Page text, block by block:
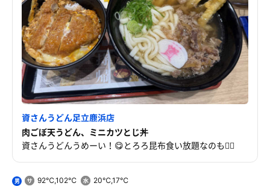
資さんうどん足立鹿浜店
肉ごぼ天うどん、ミニカツとじ丼
資さんうどんうめーい！😋とろろ昆布食い放題なのも🙆‍♂️
男 92℃,102℃ 20℃,17℃